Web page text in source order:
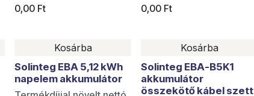
0,00 Ft
0,00 Ft
Solinteg EBA 5,12 kWh
napelem akkumulátor
Kosárba
Solinteg EBA-B5K1
akkumulátor
összekötő kábel szett
Kosárba